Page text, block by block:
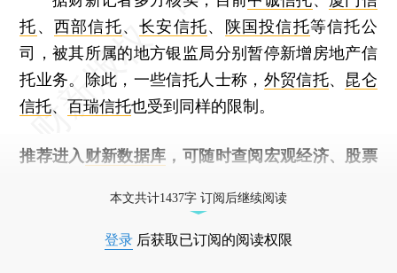
托、 西部信托、长安信托、 陕国投信托等信托公
司，被其所属的地方银监局分别暂停新增房地产信
托业务。除此，一些信托人士称， 外贸信托、 昆仑
信托、百瑞信托也受到同样的限制。
推荐进入 财新数据库 ，可随时查阅宏观经济、股票
本文共计1437字 订阅后继续阅读
登录 后获取已订阅的阅读权限